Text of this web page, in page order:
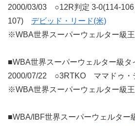
2000/03/03 ○12R判定 3-0(114-106
107) デビッド・リード(米)
※WBA世界スーパーウェルター級
■WBA世界スーパーウェルター級タ
2000/07/22 ○3RTKO ママドゥ・
※WBA世界スーパーウェルター級
■WBA/IBF世界スーパーウェルター